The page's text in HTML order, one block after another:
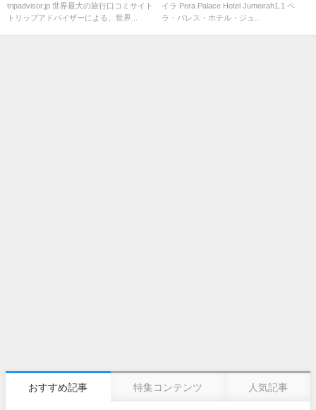
tripadvisor.jp 世界最大の旅行口コミサイト
トリップアドバイザーによる、世界...
イラ Pera Palace Hotel Jumeirah1.1 ペ
ラ・パレス・ホテル・ジュ...
おすすめ記事 特集コンテンツ 人気記事